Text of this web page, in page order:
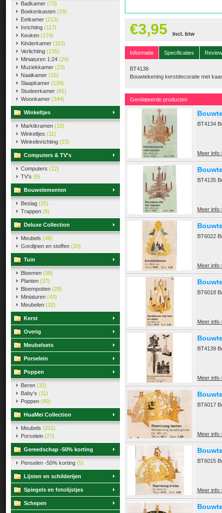
Badkamer (73)
Boekenkasten (29)
Eetkamer (213)
Inrichting (117)
Keuken (174)
Kinderkamer (110)
Verlichting (135)
Miniaturen 1:24 (24)
Muziekkamer (23)
Naaikamer (15)
Slaapkamer (139)
Studeerkamer (81)
Woonkamer (344)
Winkeltjes
Marktkramen (10)
Winkeltjes (11)
Winkelinrichting (33)
Computers & TV's
Computers (12)
TV's (8)
Bouwelementen
Beslag (25)
Trappen (8)
Deluxe Collection
Meubels (48)
Gordijnen en stoffen (20)
Tuin
Bloemen (98)
Planten (37)
Bloempotten (28)
Miniaturen (43)
Meubelen (32)
Kerst
Overig
Meubelsets
Porselein
Poppen
Beren (32)
Baby's (11)
Poppen (90)
HuaMei Collection
Meubels (201)
Porselein (27)
Gereedschap -50% korting
Penselen -50% korting (5)
Lijsten en schilderijen
Spiegels en fotolijstjes
Schepen
€3,95 Incl. btw
Informatie Specificaties
BT4136
Bouwtekening kerstdecoratie met
Gerelateerde producten
BT4134
Meer info
BT4135
Meer info
BT6022
Meer info
BT6018
Meer info
BT4139
Meer info
BT6017
Meer info
BT6015
Meer info